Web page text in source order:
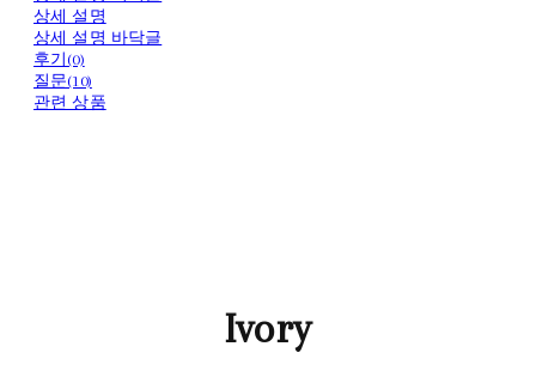
상세 설명
상세 설명 바닥글
후기(0)
질문(10)
관련 상품
Ivory